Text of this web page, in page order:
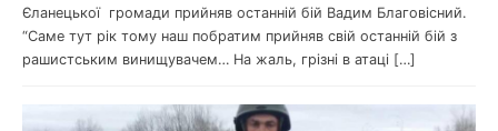
Єланецької громади прийняв останній бій Вадим Благовісний.
“Саме тут рік тому наш побратим прийняв свій останній бій з
рашистським винищувачем… На жаль, грізні в атаці […]